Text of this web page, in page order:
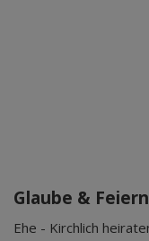
Glaube & Feiern
Ehe - Kirchlich